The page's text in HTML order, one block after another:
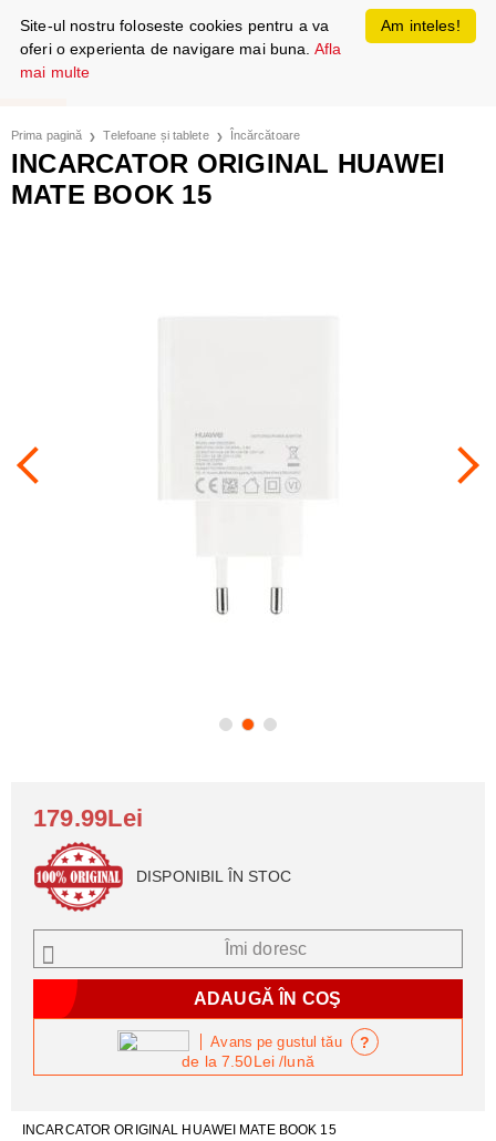
Prima pagină Telefoane și tablete Încărcătoare
INCARCATOR ORIGINAL HUAWEI
MATE BOOK 15
INCARCATOR ORIGINAL HUAWEI MATE BOOK 15
179.99Lei
DISPONIBIL ÎN STOC
Îmi doresc
de la 7.50Lei/lună
Avans pe gustul tău ?
Am inteles!
Site-ul nostru foloseste cookies pentru a va
oferi o experienta de navigare mai buna. Afla
mai multe